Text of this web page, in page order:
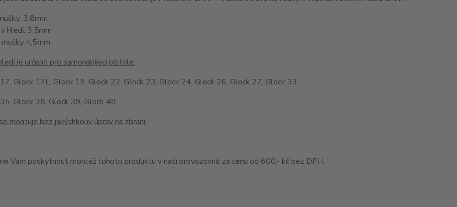
3,8mm
hledí: 3,5mm
4,5mm
je určeno pro samonabíjecí pistole:
Glock 17L, Glock 19, Glock 22, Glock 23, Glock 24, Glock 26, Glock 27, Glock 33,
Glock 38, Glock 39, Glock 48.
montuje bez jakýchkoliv úprav na zbrani.
Vám poskytnout montáž tohoto produktu v naší provozovně za cenu od 600,- kč bez DPH.